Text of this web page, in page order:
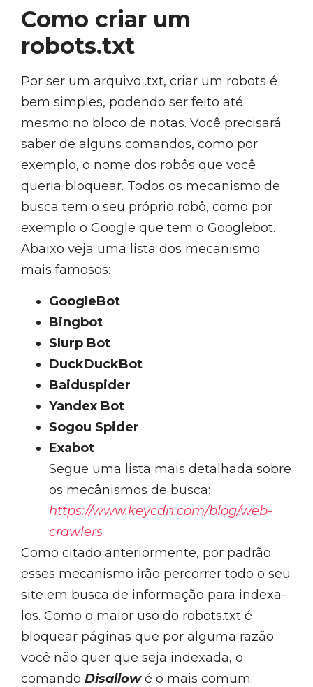
Como criar um
robots.txt
Por ser um arquivo .txt, criar um robots é
bem simples, podendo ser feito até
mesmo no bloco de notas. Você precisará
saber de alguns comandos, como por
exemplo, o nome dos robôs que você
queria bloquear. Todos os mecanismo de
busca tem o seu próprio robô, como por
exemplo o Google que tem o Googlebot.
Abaixo veja uma lista dos mecanismo
mais famosos:
GoogleBot
Bingbot
Slurp Bot
DuckDuckBot
Baiduspider
Yandex Bot
Sogou Spider
Exabot
Segue uma lista mais detalhada sobre
os mecânismos de busca:
https://www.keycdn.com/blog/web-
crawlers
Como citado anteriormente, por padrão
esses mecanismo irão percorrer todo o seu
site em busca de informação para indexa-
los. Como o maior uso do robots.txt é
bloquear páginas que por alguma razão
você não quer que seja indexada, o
comando Disallowé o mais comum.